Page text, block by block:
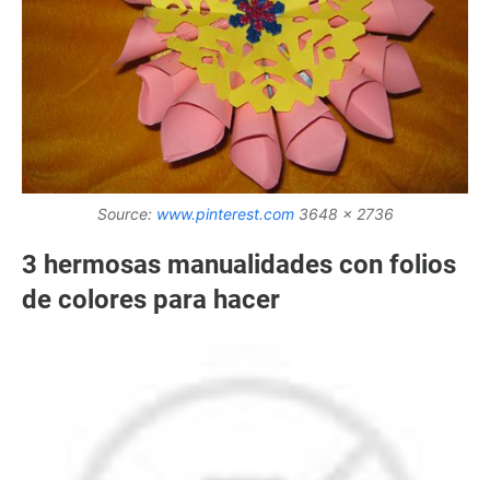
Source: www.pinterest.com3648 x 2736
3 hermosas manualidades con folios
de colores para hacer